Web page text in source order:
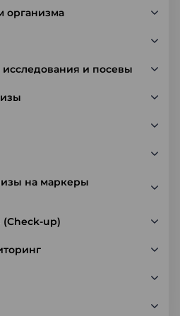
организма
и посевы
на маркеры
up)